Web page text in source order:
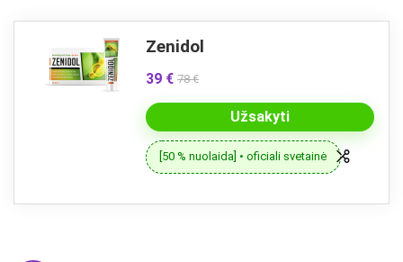
Zenidol
39 € 78 €
Užsakyti
[50 % nuolaida] • oficiali svetainė